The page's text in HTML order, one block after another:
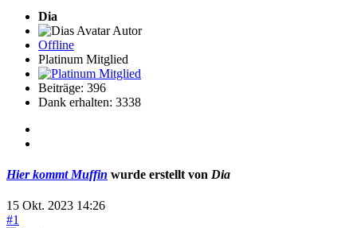
Dia
Autor
Offline
Platinum Mitglied
Beiträge: 396
Dank erhalten: 3338
Hier kommt Muffin wurde erstellt von Dia
15 Okt. 2023 14:26
#1